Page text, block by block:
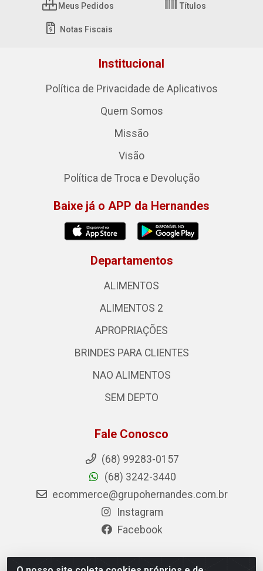
Meus Pedidos Títulos
Notas Fiscais
Institucional
Política de Privacidade de Aplicativos
Quem Somos
Missão
Visão
Política de Troca e Devolução
Baixe já o APP da Hernandes
Departamentos
ALIMENTOS
ALIMENTOS 2
APROPRIAÇÕES
BRINDES PARA CLIENTES
NAO ALIMENTOS
SEM DEPTO
Fale Conosco
(68) 99283-0157
(68) 3242-3440
ecommerce@grupohernandes.com.br
Instagram
Facebook